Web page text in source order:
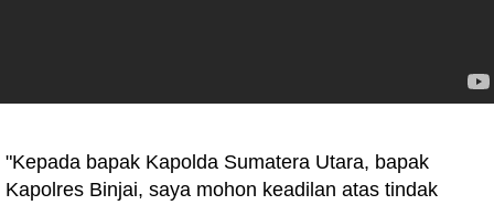
"Kepada bapak Kapolda Sumatera Utara, bapak
Kapolres Binjai, saya mohon keadilan atas tindak